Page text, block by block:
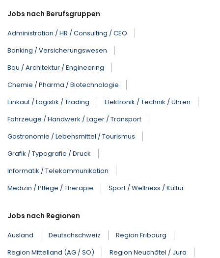
Jobs nach Berufsgruppen
Administration / HR / Consulting / CEO
Banking / Versicherungswesen
Bau / Architektur / Engineering
Chemie / Pharma / Biotechnologie
Einkauf / Logistik / Trading
Elektronik / Technik / Uhren
Fahrzeuge / Handwerk / Lager / Transport
Gastronomie / Lebensmittel / Tourismus
Grafik / Typografie / Druck
Informatik / Telekommunikation
Medizin / Pflege / Therapie
Sport / Wellness / Kultur
Jobs nach Regionen
Ausland Deutschschweiz
Region Fribourg
Region Mittelland (AG / SO)
Region Neuchâtel / Jura